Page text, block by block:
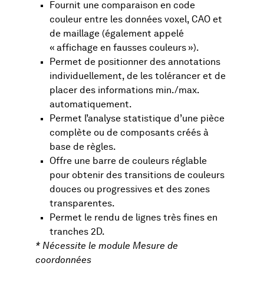
Fournit une comparaison en code
couleur entre les données voxel, CAO et
de maillage (également appelé
« affichage en fausses couleurs »).
Permet de positionner des annotations
individuellement, de les tolérancer et de
placer des informations min./max.
automatiquement.
Permet l’analyse statistique d’une pièce
complète ou de composants créés à
base de règles.
Offre une barre de couleurs réglable
pour obtenir des transitions de couleurs
douces ou progressives et des zones
transparentes.
Permet le rendu de lignes très fines en
tranches 2D.
* Nécessite le module Mesure de
coordonnées